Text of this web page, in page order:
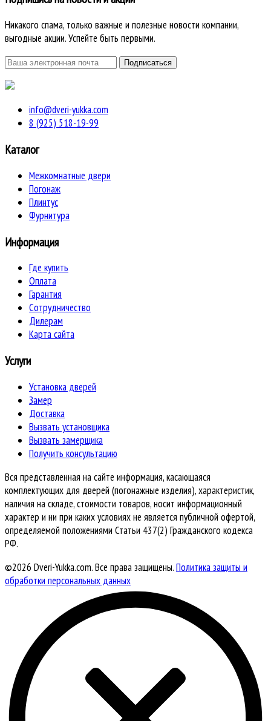
Никакого спама, только важные и полезные новости компании,
выгодные акции. Успейте быть первыми.
info@dveri-yukka.com
8 (925) 518-19-99
Каталог
Межкомнатные двери
Погонаж
Плинтус
Фурнитура
Информация
Где купить
Оплата
Гарантия
Сотрудничество
Дилерам
Карта сайта
Услуги
Установка дверей
Замер
Доставка
Вызвать установщика
Вызвать замерщика
Получить консультацию
Вся представленная на сайте информация, касающаяся
комплектующих для дверей (погонажные изделия), характеристик,
наличия на складе, стоимости товаров, носит информационный
характер и ни при каких условиях не является публичной офертой,
определяемой положениями Статьи 437(2) Гражданского кодекса
РФ.
©2026 Dveri-Yukka.com. Все права защищены.Политика защиты и
обработки персональных данных